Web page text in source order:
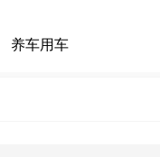
养车用车